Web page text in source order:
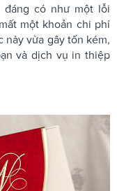
đáng có như một lỗi
một khoản chi phí
vừa gây tốn kém,
và dịch vụ in thiệp